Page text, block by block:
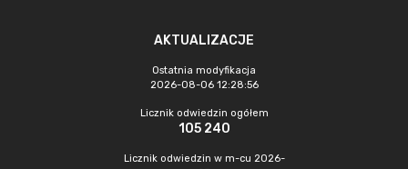
AKTUALIZACJE
Ostatnia modyfikacja
2026-08-06 12:28:56
Licznik odwiedzin ogółem
105 240
Licznik odwiedzin w m-cu 2026-